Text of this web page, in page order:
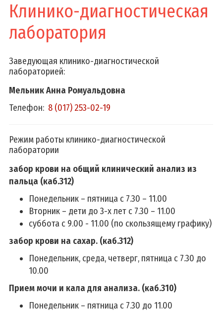
Клинико-диагностическая
лаборатория
Заведующая клинико-диагностической
лабораторией:
Мельник Анна Ромуальдовна
Телефон: 8 (017) 253-02-19
Режим работы клинико-диагностической
лаборатории
забор крови на общий клинический анализ из
пальца (каб.312)
Понедельник – пятница с 7.30 – 11.00
Вторник – дети до 3-х лет с 7.30 – 11.00
суббота с 9.00 - 11.00 (по скользящему графику)
забор крови на сахар. (каб.312)
Понедельник, среда, четверг, пятница с 7.30 до
10.00
Прием мочи и кала для анализа. (каб.310)
Понедельник – пятница с 7.30 до 11.00